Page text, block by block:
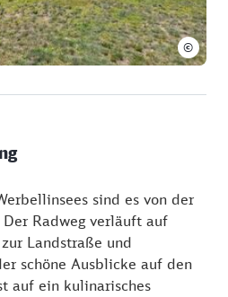
©
sind es von der
Radweg verläuft auf
Landstraße und
schöne Ausblicke auf den
auf ein kulinarisches